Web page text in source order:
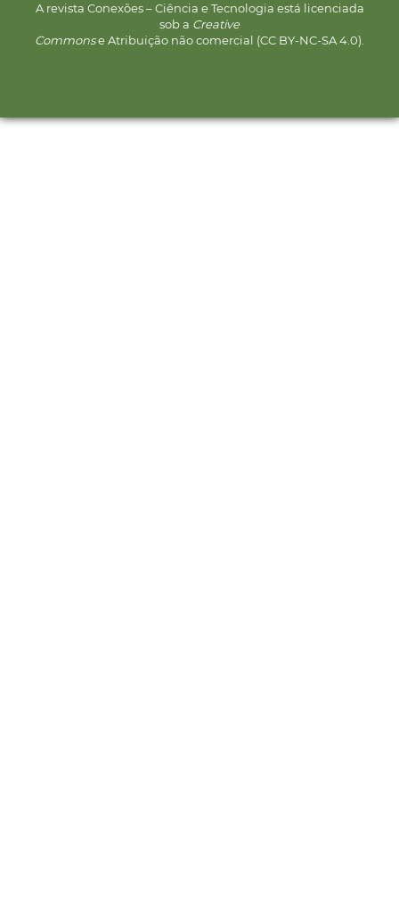
A revista Conexões – Ciência e Tecnologia está licenciada
sob a Creative
Commonse Atribuição não comercial (CC BY-NC-SA 4.0).